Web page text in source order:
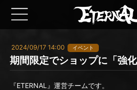
2024/09/17 14:00 イベント
期間限定でショップに「強
『ETERNAL』運営チームです。